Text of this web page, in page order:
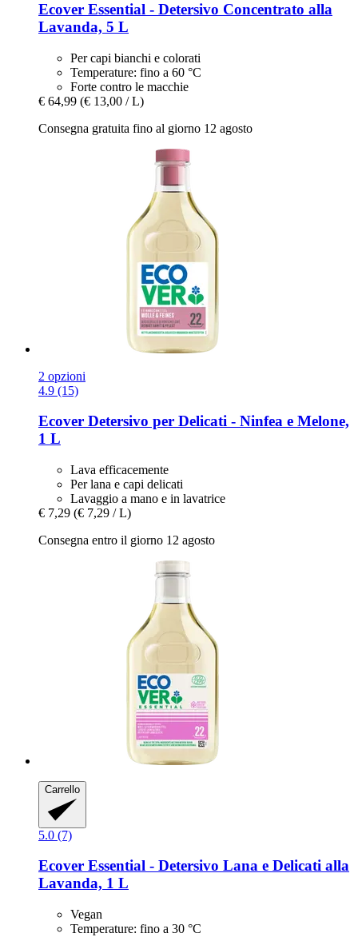
Ecover Essential -​ Detersivo Concentrato alla
Lavanda, 5 L
Per capi bianchi e colorati
Temperature: fino a 60 °C
Forte contro le macchie
€ 64,99 (€ 13,00 / L)
Consegna gratuita fino al giorno 12 agosto
2 opzioni
4.9 (15)
Ecover Detersivo per Delicati -​ Ninfea e Melone,
1 L
Lava efficacemente
Per lana e capi delicati
Lavaggio a mano e in lavatrice
€ 7,29 (€ 7,29 / L)
Consegna entro il giorno 12 agosto
Carrello
5.0 (7)
Ecover Essential -​ Detersivo Lana e Delicati alla
Lavanda, 1 L
Vegan
Temperature: fino a 30 °C